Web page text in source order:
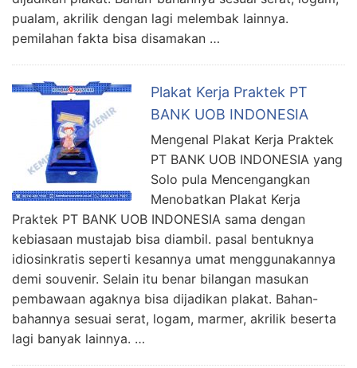
pualam, akrilik dengan lagi melembak lainnya.
pemilahan fakta bisa disamakan …
Plakat Kerja Praktek PT
BANK UOB INDONESIA
Mengenal Plakat Kerja Praktek
PT BANK UOB INDONESIA yang
Solo pula Mencengangkan
Menobatkan Plakat Kerja
Praktek PT BANK UOB INDONESIA sama dengan
kebiasaan mustajab bisa diambil. pasal bentuknya
idiosinkratis seperti kesannya umat menggunakannya
demi souvenir. Selain itu benar bilangan masukan
pembawaan agaknya bisa dijadikan plakat. Bahan-
bahannya sesuai serat, logam, marmer, akrilik beserta
lagi banyak lainnya. …